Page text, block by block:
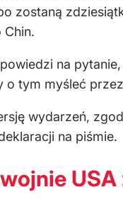
zostaną
na
tym myśleć
wydarzeń,
na piśmie.
USA